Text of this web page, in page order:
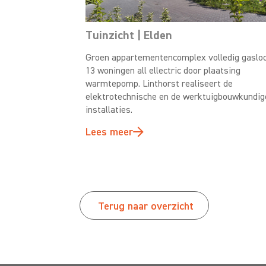
Tuinzicht | Elden
Groen appartementencomplex volledig
13 woningen all ellectric door plaatsing
warmtepomp. Linthorst realiseert de
elektrotechnische en de
installaties.
Lees meer
Terug naar overzicht